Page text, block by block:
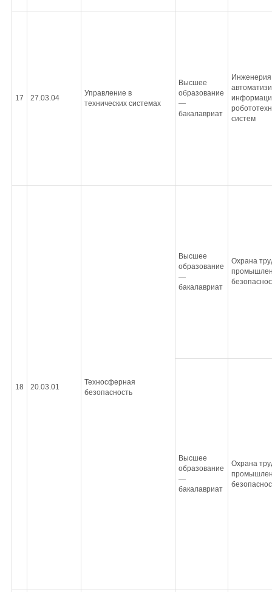
17 27.03.04
Управление в
технических системах
Высшее
образование
—
бакалавриат
Инженерия
систем
18 20.03.01
Техносферная
безопасность
Высшее
образование
—
бакалавриат
Охрана
Высшее
образование
—
бакалавриат
Охрана